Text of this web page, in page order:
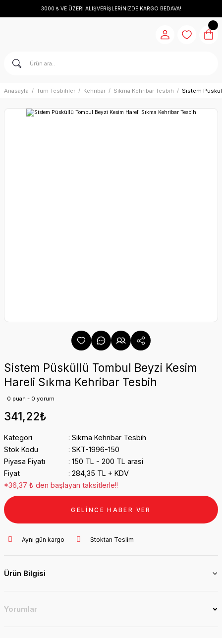
3000 ₺ VE ÜZERİ ALIŞVERİŞLERİNİZDE KARGO BEDAVA!
Anasayfa Tüm Tesbihler Kehribar Sıkma Kehribar Tesbih Sistem
Sistem Püsküllü Tombul Beyzi Kesim
Hareli Sıkma Kehribar Tesbih
0 puan - 0 yorum
341,22₺
Kategori
Sıkma Kehribar Tesbih
Stok Kodu
SKT-1996-150
Piyasa Fiyatı
150 TL - 200 TL arasi
Fiyat
284,35 TL + KDV
*36,37 ₺ den başlayan taksitlerle!!
GELİNCE HABER VER
Aynı gün kargo Stoktan Teslim
Ürün Bilgisi
Yorumlar